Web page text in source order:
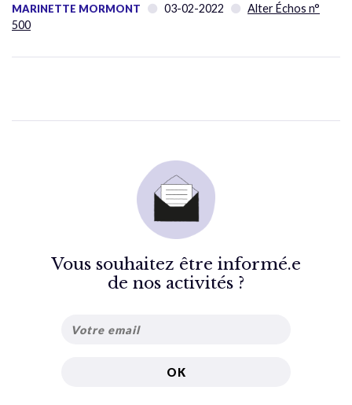
MARINETTE MORMONT 03-02-2022
Alter Échos n°
500
Vous souhaitez être informé.e
de nos activités ?